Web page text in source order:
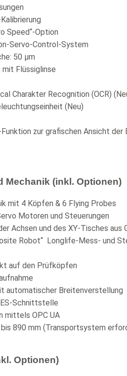
Speed“-Option
Servo-Control-System
50 µm
mit Flüssiglinse
Charakter Recognition (OCR)
(Neu)
zur grafischen Ansicht der
Mechanik (inkl. Optionen)
mit 4 Köpfen & 6 Flying Probes
Motoren und Steuerungen
Achsen und des XY-Tisches aus
Robot“ Longlife-Mess- und
auf den Prüfköpfen
automatischer Breitenverstellung
Schnittstelle
mittels OPC UA
890 mm (Transportsystem
Optionen)